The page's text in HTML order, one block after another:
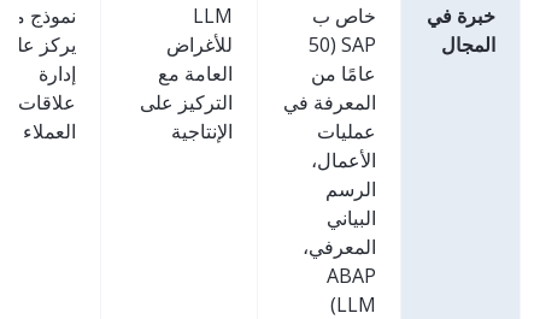
خبرة في
المجال
خاص ب
SAP (50
عامًا من
المعرفة في
عمليات
الأعمال،
الرسم
البياني
المعرفي،
ABAP
LLM)
LLM
للأغراض
العامة مع
التركيز على
الإنتاجية
نموذج
يركز على
إدارة
علاقات
العملاء